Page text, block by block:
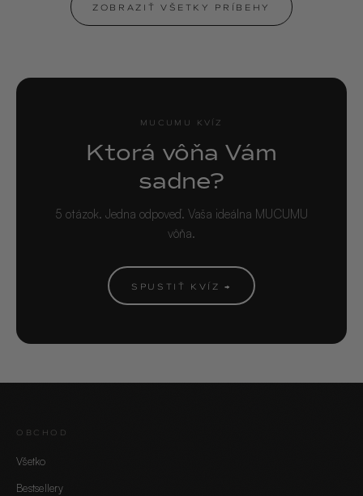
ZOBRAZIŤ VŠETKY PRÍBEHY
MUCUMU KVÍZ
Ktorá vôňa Vám
sadne?
5 otázok. Jedna odpoveď. Vaša ideálna MUCUMU
vôňa.
SPUSTIŤ KVÍZ →
OBCHOD
Všetko
Bestsellery